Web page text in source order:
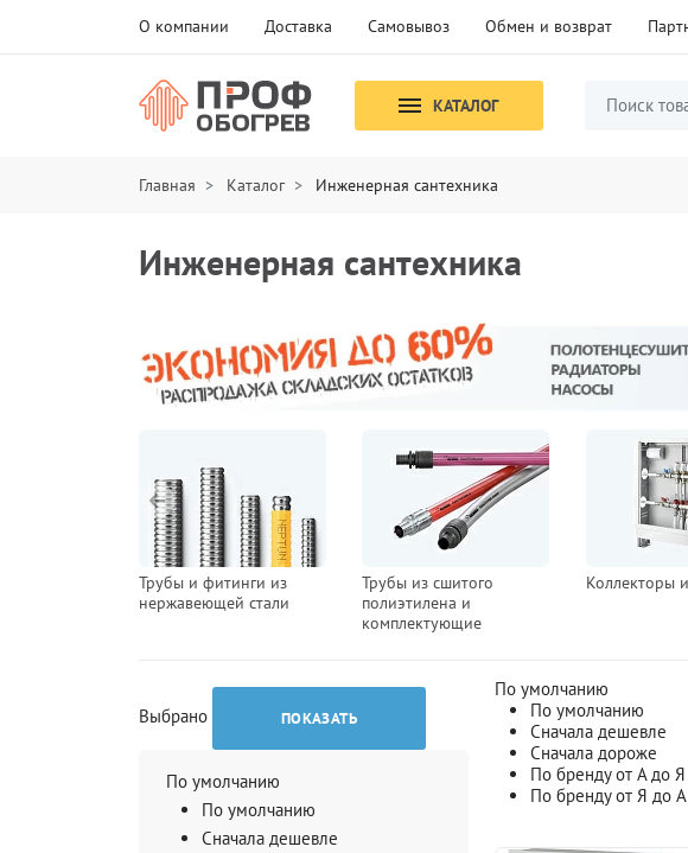
О компании Доставка Самовывоз Обмен и возврат
КАТАЛОГ
Главная Каталог Инженерная сантехника
Инженерная сантехника
Трубы и фитинги из
нержавеющей стали
Трубы из сшитого
полиэтилена и
комплектующие
Коллекторы
Выбрано ПОКАЗАТЬ
По умолчанию
По умолчанию
Сначала дешевле
По умолчанию
По умолчанию
Сначала дешевле
Сначала дороже
По бренду от А до Я
По бренду от Я до А